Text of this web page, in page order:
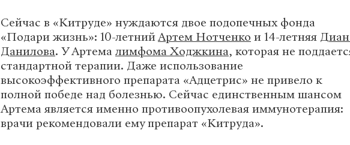
Сейчас в «Китруде» нуждаются двое подопечных фонда
«Подари жизнь»: 10-летнийАртем Нотченко и 14-летняя
Данилова. У Артемалимфома Ходжкина, которая не
стандартной терапии. Даже использование
высокоэффективного препарата «Адцетрис» не привело к
полной победе над болезнью. Сейчас единственным шансом
Артема является именно противоопухолевая иммунотерапия:
врачи рекомендовали ему препарат «Китруда».